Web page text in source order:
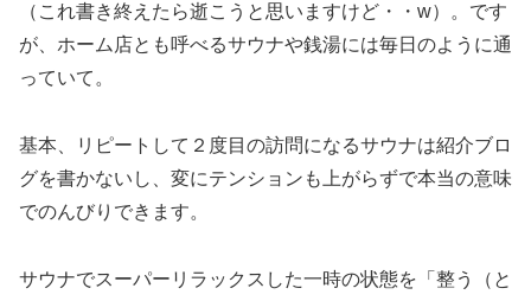
（これ書き終えたら逝こうと思いますけど・・w）。です
が、ホーム店とも呼べるサウナや銭湯には毎日のように通
っていて。
基本、リピートして２度目の訪問になるサウナは紹介ブロ
グを書かないし、変にテンションも上がらずで本当の意味
でのんびりできます。
サウナでスーパーリラックスした一時の状態を「整う（と